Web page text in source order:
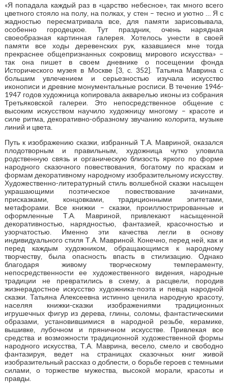
«Я попадала каждый раз в «царство небесное», так много всего
цветного стояло на полу, на полках, у стен – тесно и уютно … Я с
жадностью пересматривала все, для памяти зарисовывала,
особенно городецкое. Тут праздник, очень нарядная
своеобразная картинная галерея. Хотелось унести в своей
памяти все ходы деревенских рук, казавшиеся мне тогда
прекраснее общепризнанных сокровищ мирового искусства» –
так она пишет в своем дневнике о посещении фонда
Исторического музея в Москве [3, с. 352]. Татьяна Маврина с
большим увлечением и серьезностью изучала искусство
иконописи и древние монументальные росписи. В течение 1946-
1947 годов художница копировала акварелью иконы из собрания
Третьяковской галереи. Это непосредственное общение с
высоким искусством научило художницу многому – красоте и
силе ритма, декоративно-образному звучанию колорита, музыке
линий и цвета.
Путь к изображению сказки, избранный Т.А. Мавриной, оказался
плодотворным и правильным, художница чутко уловила
родственную связь и органическую близость яркого по форме
народного сказочного повествования, богатому по краскам и
формам декоративному народному изобразительному искусству.
Художественно-литературный стиль волшебной сказки насыщен
украшающими поэтическое повествование зачинами,
присказками, концовками, традиционными эпитетами,
метафорами. Все книжки – сказки, проиллюстрированные и
оформленные Т.А. Мавриной, привлекают насыщенной
декоративностью, нарядностью, фантазией, красочностью и
узорчатостью. Именно эти качества легли в основу
индивидуального стиля Т.А. Мавриной. Конечно, перед ней, как и
перед каждым художником, обращающимся к народному
творчеству, была опасность впасть в стилизацию. Однако
благодаря живому творческому темпераменту,
непосредственности ее художественного видения, народные
традиции не превратились в схему, а расцвели, породив
жизнерадостное искусство художника-поэта и певца народной
сказки. Татьяна Алексеевна истинно ценила народную красоту,
населяя книжки-сказки изображениями традиционных
игрушечных фигур из дерева, глины, соломы, фантастическими
образами, установившимися в народной резьбе, керамике,
вышивке, лубочном и пряничном искусстве. Привлекая все
средства и возможности традиционной художественной формы
народного искусства, Т.А. Маврина, весело, смело и свободно
фантазируя, ведет на страницах сказочных книг живой
изобразительный рассказ о доблести, о борьбе героев с темными
силами, о торжестве мужества, высокой морали, красоты и
правды.